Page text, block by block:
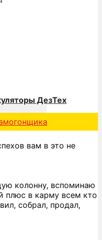
ДезТех
вам в это не
колонну, вспоминаю
плюс в карму всем кто
собрал, продал,